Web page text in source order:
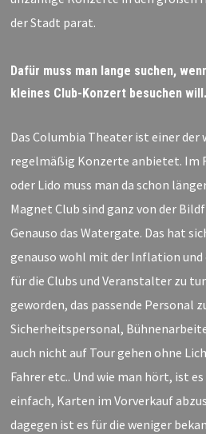
der Stadt parat.
Dafür muss man lange suchen,
kleines Club-Konzert besuchen will.
Das Columbia Theater ist einer der
regelmäßig Konzerte anbietet. Im
oder Lido muss man da schon
Magnet Club sind ganz von der
Genauso das Watergate. Das hat
genauso wohl mit der Inflation und
für die Clubs und Veranstalter zu
geworden, das passende Personal
Sicherheitspersonal,
auch nicht auf Tour gehen ohne
Fahrer etc.. Und wie man hört, ist
einfach, Karten im Vorverkauf
dagegen ist es für die weniger